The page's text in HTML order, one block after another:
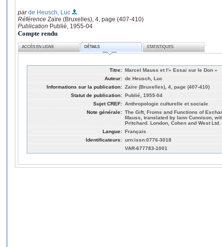
parde Heusch, Luc
Référence Zaïre (Bruxelles), 4, page (407-410)
Publication Publié, 1955-04
Compte rendu
ACCÈS EN LIGNE DÉTAILS STATISTIQUES
Titre: Marcel Mauss et l'« Essai sur le Don »
Auteur: de Heusch, Luc
Informations sur la publication: Zaïre (Bruxelles), 4, page (407-410)
Statut de publication: Publié, 1955-04
Sujet CREF: Anthropologie culturelle et sociale
Note générale: The Gift, Froms and Functions of
Mauss, translated by Iann Cunnison,
Pritchard. London, Cohen and West
Langue: Français
Identificateurs: urn:issn:0776-3018
VAR-677783-1001